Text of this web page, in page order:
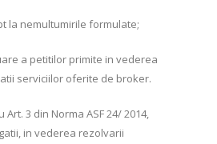
la nemultumirile formulate;
a petitilor primite in vederea
serviciilor oferite de broker.
3 din Norma ASF 24/ 2014,
in vederea rezolvarii